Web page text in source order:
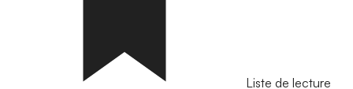
Liste de lecture